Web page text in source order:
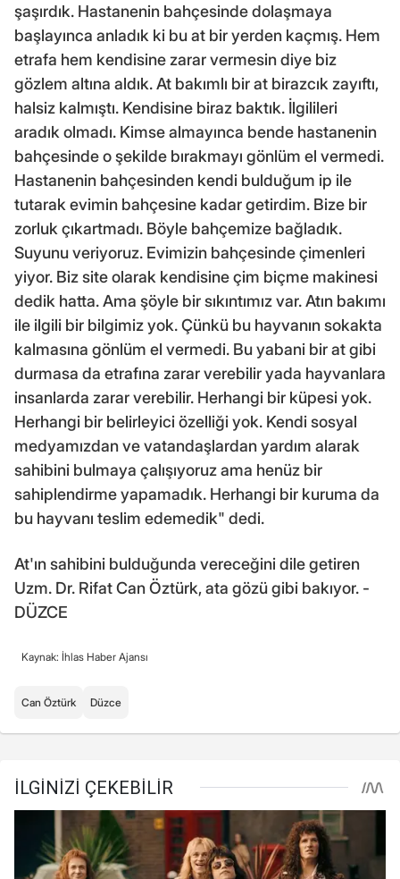
şaşırdık. Hastanenin bahçesinde dolaşmaya
başlayınca anladık ki bu at bir yerden kaçmış. Hem
etrafa hem kendisine zarar vermesin diye biz
gözlem altına aldık. At bakımlı bir at birazcık zayıftı,
halsiz kalmıştı. Kendisine biraz baktık. İlgilileri
aradık olmadı. Kimse almayınca bende hastanenin
bahçesinde o şekilde bırakmayı gönlüm el vermedi.
Hastanenin bahçesinden kendi bulduğum ip ile
tutarak evimin bahçesine kadar getirdim. Bize bir
zorluk çıkartmadı. Böyle bahçemize bağladık.
Suyunu veriyoruz. Evimizin bahçesinde çimenleri
yiyor. Biz site olarak kendisine çim biçme makinesi
dedik hatta. Ama şöyle bir sıkıntımız var. Atın bakımı
ile ilgili bir bilgimiz yok. Çünkü bu hayvanın sokakta
kalmasına gönlüm el vermedi. Bu yabani bir at gibi
durmasa da etrafına zarar verebilir yada hayvanlara
insanlarda zarar verebilir. Herhangi bir küpesi yok.
Herhangi bir belirleyici özelliği yok. Kendi sosyal
medyamızdan ve vatandaşlardan yardım alarak
sahibini bulmaya çalışıyoruz ama henüz bir
sahiplendirme yapamadık. Herhangi bir kuruma da
bu hayvanı teslim edemedik" dedi.
At'ın sahibini bulduğunda vereceğini dile getiren
Uzm. Dr. Rifat Can Öztürk, ata gözü gibi bakıyor. -
DÜZCE
Kaynak: İhlas Haber Ajansı
Can Öztürk Düzce